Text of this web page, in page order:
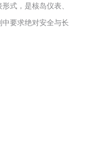
式，是核岛仪表、
要求绝对安全与长